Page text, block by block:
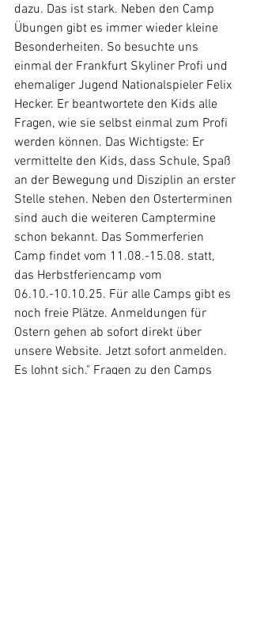
dazu. Das ist stark. Neben den Camp
Übungen gibt es immer wieder kleine
Besonderheiten. So besuchte uns
einmal der Frankfurt Skyliner Profi und
ehemaliger Jugend Nationalspieler Felix
Hecker. Er beantwortete den Kids alle
Fragen, wie sie selbst einmal zum Profi
werden können. Das Wichtigste: Er
vermittelte den Kids, dass Schule, Spaß
an der Bewegung und Disziplin an erster
Stelle stehen. Neben den Osterterminen
sind auch die weiteren Camptermine
schon bekannt. Das Sommerferien
Camp findet vom 11.08.-15.08. statt,
das Herbstferiencamp vom
06.10.-10.10.25. Für alle Camps gibt es
noch freie Plätze. Anmeldungen für
Ostern gehen ab sofort direkt über
unsere Website. Jetzt sofort anmelden.
Es lohnt sich." Fragen zu den Camps